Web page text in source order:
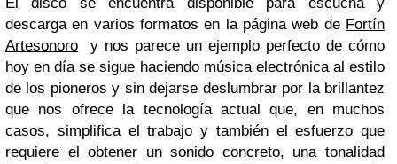
descarga en varios formatos en la página web de Fortín
Artesonoro y nos parece un ejemplo perfecto de cómo
hoy en día se sigue haciendo música electrónica al estilo
de los pioneros y sin dejarse deslumbrar por la brillantez
que nos ofrece la tecnología actual que, en muchos
casos, simplifica el trabajo y también el esfuerzo que
requiere el obtener un sonido concreto, una tonalidad